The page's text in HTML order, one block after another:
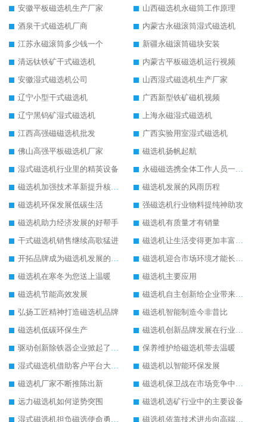
安徽平板磁选机生产厂家
山西磁选机永磁筒工作原理
酒泉干式磁选机厂商
内蒙古永磁滚筒湿式磁选机
江苏永磁滚筒多少钱一个
新疆永磁滚筒磁块安装
清远钛铁矿干式磁选机
内蒙古平板磁选机运行视频
安徽湿式磁选机公司
山西湿式磁选机生产厂家
辽宁小型干式磁选机
广西新型铁矿磁机视频
辽宁黑钨矿湿式磁选机
上海永磁湿式磁选机
江西高强磁磁选机批发
广西实验用室湿式磁选机
佛山高强平板磁选机厂家
磁选机扬帆起航
湿式磁选机行业里的精英设备
永磁磁选携全体工作人员一起闯
磁选机加强技术革新提升核心竞争力
磁选机发展的风雨历程
磁选机环保发展低碳生活
强磁选机行业物料提纯神助攻
磁选机助力经济发展的好帮手
磁选机有质量才有销量
干式磁选机销售继续高歌猛进
磁选机让生活变得更加丰富多彩
开拓品牌成为磁选机发展的有效武器
磁选机迎合市场环境才能长远发展
磁选机在寒冬为您送上温暖
磁选机主要应用
磁选机节能高效发展
磁选机自主创新给企业带来了阳光
弘扬工匠精神打造磁选机品牌
磁选机智能制造今非昔比
磁选机低碳环保生产
磁选机创新品牌发展在行业的顶端
驱动创新除铁器企业掀起了发展风暴
保养维护给磁选机带去温暖
湿式磁选机借助客户平台大放异彩
磁选机以智能环保发展
磁选机厂家不断推陈出新
磁选机保卫战在市场竞争中打响
远力磁选机如何逆势突围
磁选机选矿行业中的主要设备
湿式磁选机担负磁选使命勇往直前
磁选机依靠技术进步向高端转型